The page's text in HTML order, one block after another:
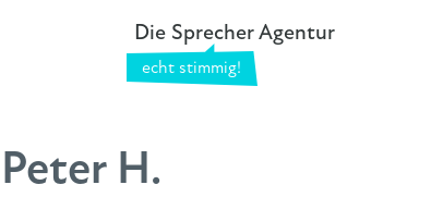
Die Sprecher Agentur
Peter H.